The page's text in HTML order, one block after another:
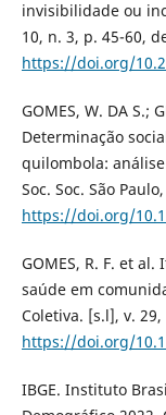
invisibilidade ou
10, n. 3, p. 45-60,
https://doi.org/
GOMES, W. DA S.;
Determinação
quilombola:
Soc. Soc. São
https://doi.org/
GOMES, R. F. et
saúde em
Coletiva. [s.l], v.
https://doi.org/
IBGE. Instituto